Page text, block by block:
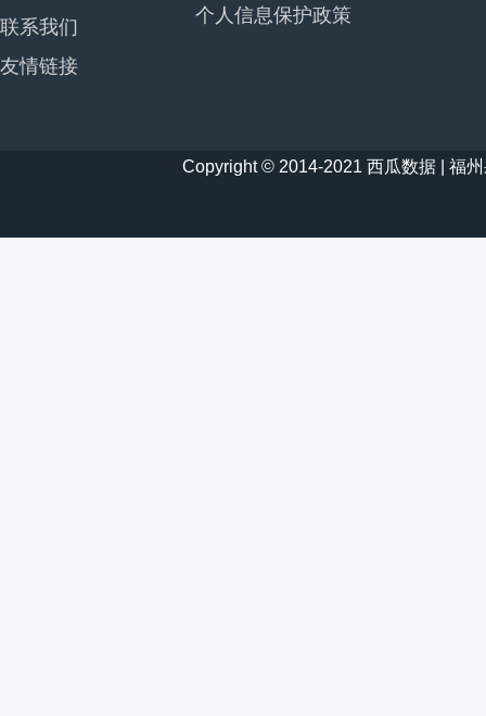
联系我们
友情链接
个人信息保护政策
Copyright © 2014-2021 西瓜数据 | 福